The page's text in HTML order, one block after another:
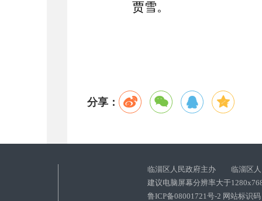
贾雪。
分享：
临淄区人民政府主办 临淄区人
建议电脑屏幕分辨率大于
鲁ICP备08001721号-2 网站标识